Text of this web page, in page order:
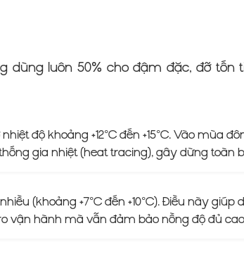
dùng luôn 50% cho đậm đặc, đỡ
độ khoảng +12°C đến +15°C. Vào mùa
gia nhiệt (heat tracing), gây dừng toàn
(khoảng +7°C đến +10°C). Điều này
vận hành mà vẫn đảm bảo nồng độ đủ